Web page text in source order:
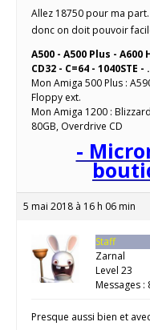
Allez 18750 pour ma
donc on doit pouvoir
A500 - A500 Plus - A600
CD32 - C=64 - 1040STE -
Mon Amiga 500 Plus :
Floppy ext.
Mon Amiga 1200 :
80GB, Overdrive CD
-
5 mai 2018 à 16 h 06 min
Staff
Zarnal
Level 23
Messages :
Presque aussi bien et